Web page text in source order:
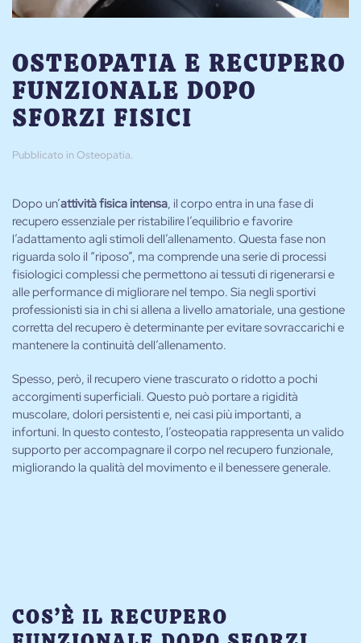
OSTEOPATIA E RECUPERO
FUNZIONALE DOPO
SFORZI FISICI
Pubblicato inOsteopatia.
Dopo un’attività fisica intensa, il corpo entra in una fase di
recupero essenziale per ristabilire l’equilibrio e favorire
l’adattamento agli stimoli dell’allenamento. Questa fase non
riguarda solo il “riposo”, ma comprende una serie di processi
fisiologici complessi che permettono ai tessuti di rigenerarsi e
alle performance di migliorare nel tempo. Sia negli sportivi
professionisti sia in chi si allena a livello amatoriale, una gestione
corretta del recupero è determinante per evitare sovraccarichi e
mantenere la continuità dell’allenamento.
Spesso, però, il recupero viene trascurato o ridotto a pochi
accorgimenti superficiali. Questo può portare a rigidità
muscolare, dolori persistenti e, nei casi più importanti, a
infortuni. In questo contesto, l’osteopatia rappresenta un valido
supporto per accompagnare il corpo nel recupero funzionale,
migliorando la qualità del movimento e il benessere generale.
COS’È IL RECUPERO